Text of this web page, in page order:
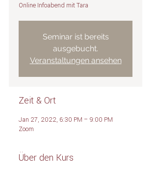
Online Infoabend mit Tara
Seminar ist bereits
ausgebucht.
Veranstaltungen ansehen
Zeit & Ort
Jan 27, 2022, 6:30 PM – 9:00 PM
Zoom
Über den Kurs